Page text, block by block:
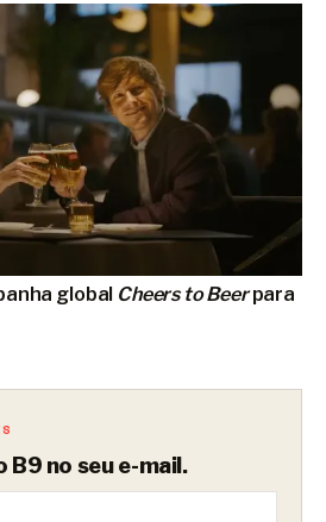
global Cheers to Beerpara
B9 no seu e-mail.